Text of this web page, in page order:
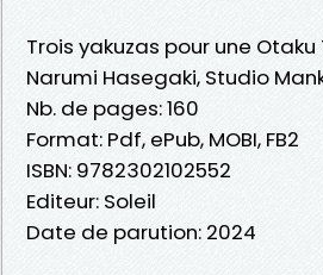
Trois yakuzas pour une Otaku
Narumi Hasegaki, Studio
Nb. de pages: 160
Format: Pdf, ePub, MOBI, FB2
ISBN: 9782302102552
Editeur: Soleil
Date de parution: 2024